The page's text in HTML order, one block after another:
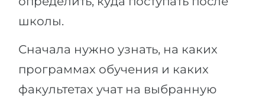
школы.
Сначала нужно узнать, на каких
программах обучения и каких
факультетах учат на выбранную